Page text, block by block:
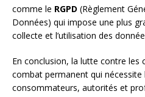
comme le RGPD (Règlement
Données) qui impose une plus
collecte et l’utilisation des
En conclusion, la lutte contre les
combat permanent qui nécessite
consommateurs, autorités et